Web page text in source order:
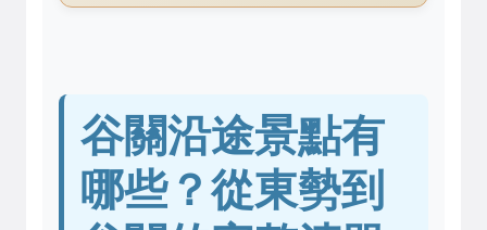
谷關沿途景點有
哪些？從東勢到